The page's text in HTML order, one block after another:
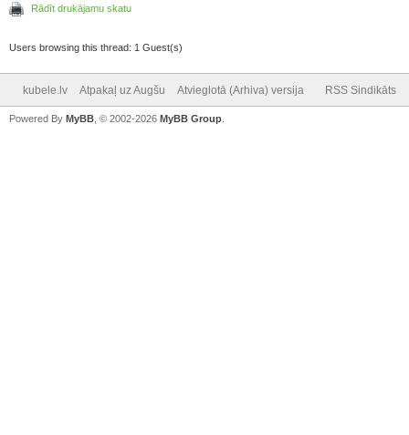
Rādīt drukājamu skatu
Users browsing this thread: 1 Guest(s)
kubele.lv Atpakaļ uz Augšu Atvieglotā (Arhiva) versija RSS Sindikāts
Powered By MyBB , © 2002-2026 MyBB Group